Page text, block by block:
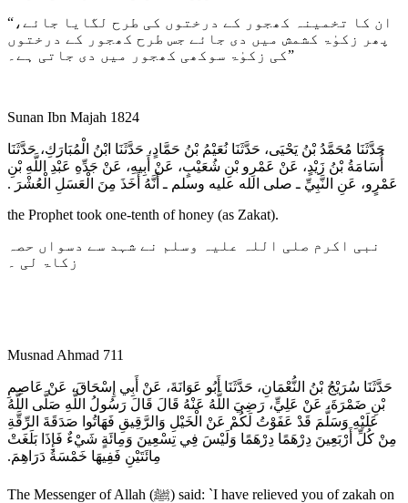
“ان کا تخمینہ کھجور کے درختوں کی طرح لگایا جائے،
پھر زکوٰۃ کشمش میں دی جائے جس طرح کھجور کے درختوں
کی زکوٰۃ سوکھی کھجور میں دی جاتی ہے۔”
Sunan Ibn Majah 1824
حَدَّثَنَا مُحَمَّدُ بْنُ يَحْيَى، حَدَّثَنَا نُعَيْمُ بْنُ حَمَّادٍ، حَدَّثَنَا ابْنُ الْمُبَارَكِ، حَدَّثَنَا
أُسَامَةُ بْنُ زَيْدٍ، عَنْ عَمْرِو بْنِ شُعَيْبٍ، عَنْ أَبِيهِ، عَنْ جَدِّهِ عَبْدِ اللَّهِ بْنِ
عَمْرٍو، عَنِ النَّبِيِّ ـ صلى الله عليه وسلم ـ أَنَّهُ أَخَذَ مِنَ الْعَسَلِ الْعُشْرَ ‏.‏
the Prophet took one-tenth of honey (as Zakat).
نبی اکرم صلی اللہ علیہ وسلم نے شہد سے دسواں حصہ
زکاۃ لی ۔
Musnad Ahmad 711
حَدَّثَنَا سُرَيْجُ بْنُ النُّعْمَانِ، حَدَّثَنَا أَبُو عَوَانَةَ، عَنْ أَبِي إِسْحَاقَ، عَنْ عَاصِمِ
بْنِ ضَمْرَةَ، عَنْ عَلِيٍّ، رَضِيَ اللَّهُ عَنْهُ قَالَ قَالَ رَسُولُ اللَّهِ صَلَّى اللَّهُ
عَلَيْهِ وَسَلَّمَ قَدْ عَفَوْتُ لَكُمْ عَنْ الْخَيْلِ وَالرَّقِيقِ فَهَاتُوا صَدَقَةَ الرِّقَّةِ
مِنْ كُلِّ أَرْبَعِينَ دِرْهَمًا دِرْهَمًا وَلَيْسَ فِي تِسْعِينَ وَمِائَةٍ شَيْءٌ فَإِذَا بَلَغَتْ
مِائَتَيْنِ فَفِيهَا خَمْسَةُ دَرَاهِمَ‏.‏
The Messenger of Allah (ﷺ) said: `I have relieved you of zakah on